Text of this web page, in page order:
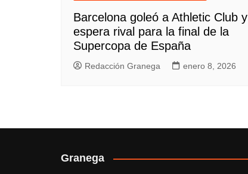
Barcelona goleó a Athletic Club y
espera rival para la final de la
Supercopa de España
Redacción Granega enero 8, 2026
Granega